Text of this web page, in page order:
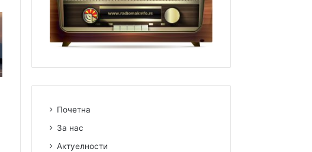
Почетна
За нас
Актуелности